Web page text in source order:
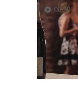
vidéo00:00